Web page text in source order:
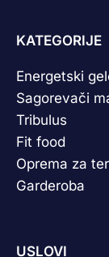
KATEGORIJE
Energetski
Sagorevači
Tribulus
Fit food
Oprema za
Garderoba
USLOVI